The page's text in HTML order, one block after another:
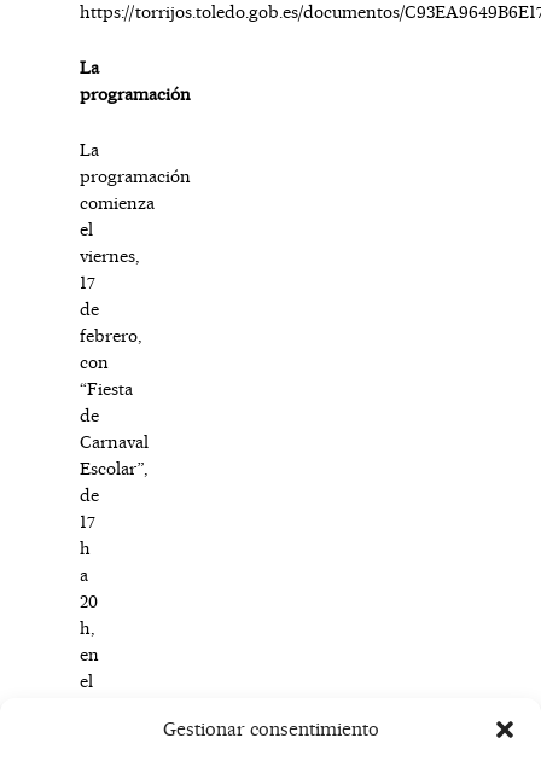
Gestionar consentimiento
https://torrijos.toledo.gob.es/documentos/
La
programación
La
programación
comienza
el
viernes,
17
de
febrero,
con
“Fiesta
de
Carnaval
Escolar”,
de
17
h
a
20
h,
en
el